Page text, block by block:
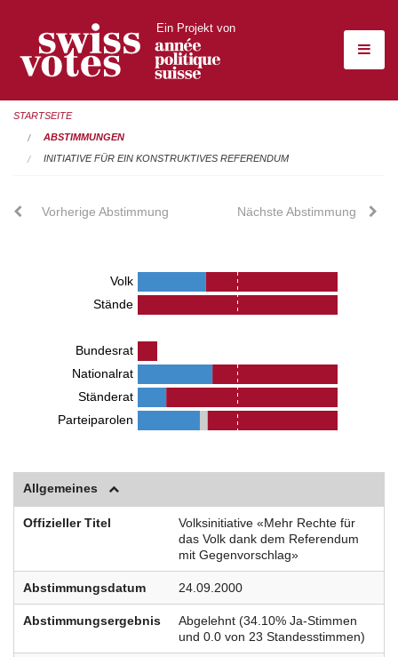
Ein Projekt von
STARTSEITE
ABSTIMMUNGEN
INITIATIVE FÜR EIN KONSTRUKTIVES REFERENDUM
Vorherige Abstimmung Nächste Abstimmung
Volk
Stände
Bundesrat
Nationalrat
Ständerat
Parteiparolen
Allgemeines
Offizieller Titel
Volksinitiative «Mehr Rechte für
das Volk dank dem Referendum
mit Gegenvorschlag»
Abstimmungsdatum 24.09.2000
Abstimmungsergebnis
Abgelehnt (34.10% Ja-Stimmen
und 0.0 von 23 Standesstimmen)